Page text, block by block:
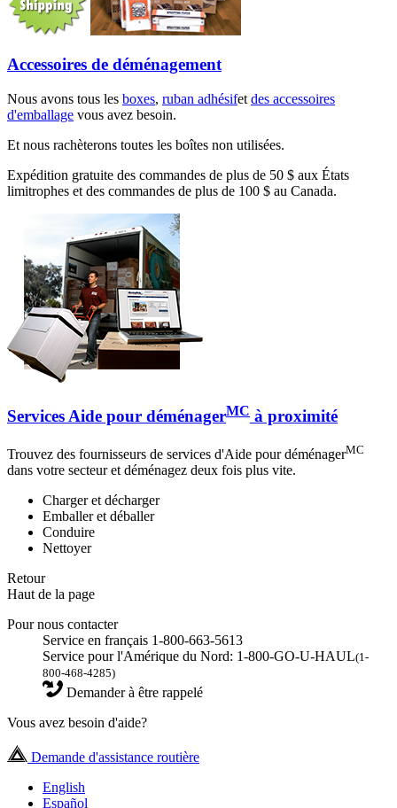
Accessoires de déménagement
Nous avons tous les boxes, ruban adhésifet des accessoires
d'emballage vous avez besoin.
Et nous rachèterons toutes les boîtes non utilisées.
Expédition gratuite des commandes de plus de 50 $ aux États
limitrophes et des commandes de plus de 100 $ au Canada.
Services Aide pour déménagerMC à proximité
Trouvez des fournisseurs de services d'Aide pour déménagerMC
dans votre secteur et déménagez deux fois plus vite.
Charger et décharger
Emballer et déballer
Conduire
Nettoyer
Retour
Haut de la page
Pour nous contacter
Service en français 1-800-663-5613
Service pour l'Amérique du Nord: 1-800-GO-U-HAUL(1-
800-468-4285)
Demander à être rappelé
Vous avez besoin d'aide?
Demande d'assistance routière
English
Español